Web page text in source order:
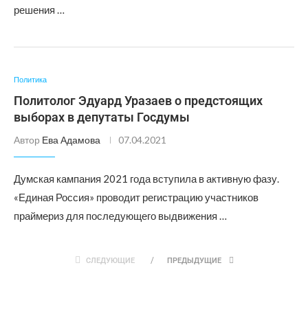
решения …
Политика
Политолог Эдуард Уразаев о предстоящих
выборах в депутаты Госдумы
Автор Ева Адамова 07.04.2021
Думская кампания 2021 года вступила в активную фазу.
«Единая Россия» проводит регистрацию участников
праймериз для последующего выдвижения …
СЛЕДУЮЩИЕ ПРЕДЫДУЩИЕ